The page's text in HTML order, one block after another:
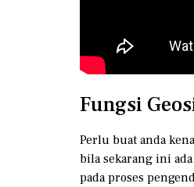
Fungsi
Perlu buat anda
bila sekarang ini
pada proses